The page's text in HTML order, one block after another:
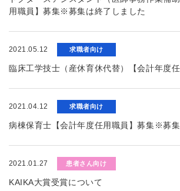
用職員】募集※募集は終了しました
2021.05.12 求職者向け
臨床工学技士（産休育休代替）【会計年度
2021.04.12 求職者向け
病棟保育士【会計年度任用職員】募集※募
2021.01.27 患者さん向け
KAIKA大賞受賞について